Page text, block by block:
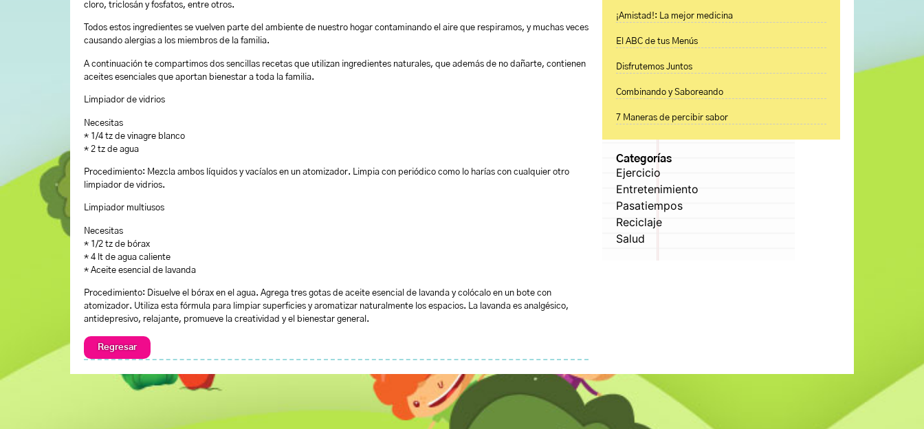
cloro, triclosán y fosfatos, entre otros.
Todos estos ingredientes se vuelven parte del ambiente de nuestro hogar contaminando el aire que respiramos, y muchas veces
causando alergias a los miembros de la familia.
A continuación te compartimos dos sencillas recetas que utilizan ingredientes naturales, que además de no dañarte, contienen
aceites esenciales que aportan bienestar a toda la familia.
Limpiador de vidrios
Necesitas
* 1/4 tz de vinagre blanco
* 2 tz de agua
Procedimiento: Mezcla ambos líquidos y vacíalos en un atomizador. Limpia con periódico como lo harías con cualquier otro
limpiador de vidrios.
Limpiador multiusos
Necesitas
* 1/2 tz de bórax
* 4 lt de agua caliente
* Aceite esencial de lavanda
Procedimiento: Disuelve el bórax en el agua. Agrega tres gotas de aceite esencial de lavanda y colócalo en un bote con
atomizador. Utiliza esta fórmula para limpiar superficies y aromatizar naturalmente los espacios. La lavanda es analgésico,
antidepresivo, relajante, promueve la creatividad y el bienestar general.
Regresar
¡Amistad!: La mejor medicina
El ABC de tus Menús
Disfrutemos Juntos
Combinando y Saboreando
7 Maneras de percibir sabor
Categorías
Ejercicio
Entretenimiento
Pasatiempos
Reciclaje
Salud